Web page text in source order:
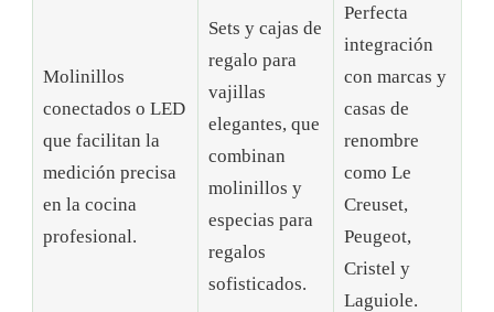
Molinillos
conectados o LED
que facilitan la
medición precisa
en la cocina
profesional.
Sets y cajas de
regalo para
vajillas
elegantes, que
combinan
molinillos y
especias para
regalos
sofisticados.
Perfecta
integración
con marcas y
casas de
renombre
como Le
Creuset,
Peugeot,
Cristel y
Laguiole.